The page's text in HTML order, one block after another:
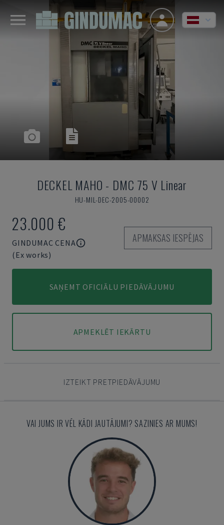
DECKEL MAHO - DMC 75 V Linear
HU-MIL-DEC-2005-00002
23.000 €
GINDUMAC CENA
(Ex works)
APMAKSAS IESPĒJAS
SAŅEMT OFICIĀLU PIEDĀVĀJUMU
APMEKLĒT IEKĀRTU
IZTEIKT PRETPIEDĀVĀJUMU
VAI JUMS IR VĒL KĀDI JAUTĀJUMI? SAZINIES AR MUMS!